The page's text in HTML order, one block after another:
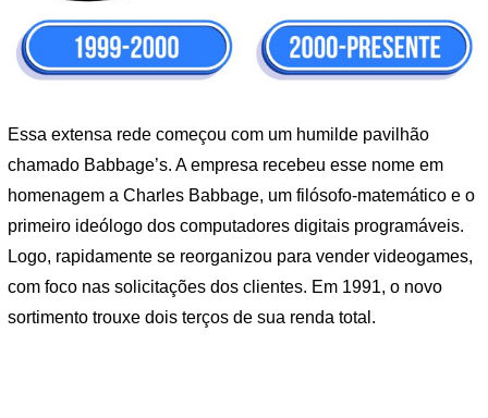
Essa extensa rede começou com um humilde pavilhão
chamado Babbage’s. A empresa recebeu esse nome em
homenagem a Charles Babbage, um filósofo-matemático e o
primeiro ideólogo dos computadores digitais programáveis.
Logo, rapidamente se reorganizou para vender videogames,
com foco nas solicitações dos clientes. Em 1991, o novo
sortimento trouxe dois terços de sua renda total.